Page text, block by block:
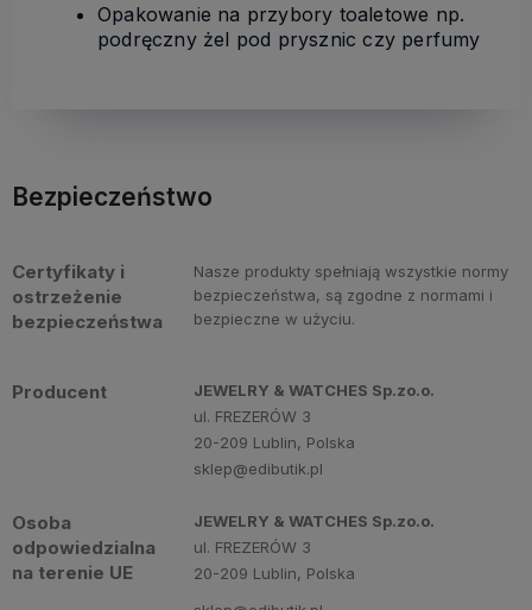
Opakowanie na przybory toaletowe np.
podręczny żel pod prysznic czy perfumy
Bezpieczeństwo
Certyfikaty i
ostrzeżenie
bezpieczeństwa
Nasze produkty spełniają wszystkie normy
bezpieczeństwa, są zgodne z normami i
bezpieczne w użyciu.
Producent
JEWELRY & WATCHES Sp.zo.o.
ul. FREZERÓW 3
20-209 Lublin, Polska
sklep@edibutik.pl
Osoba
odpowiedzialna
na terenie UE
JEWELRY & WATCHES Sp.zo.o.
ul. FREZERÓW 3
20-209 Lublin, Polska